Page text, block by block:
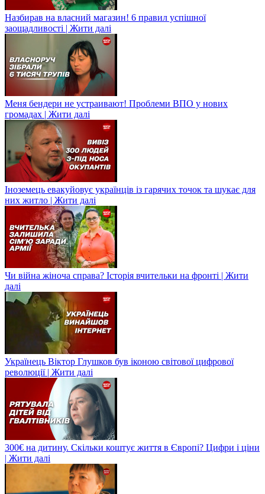
Назбирав на власний магазин! 6 правил успішної
заощадливості | Жити далі
Меня бендери не устраивают! Проблеми ВПО у нових
громадах | Жити далі
Іноземець евакуйовує українців із гарячих точок та шукає для
них житло | Жити далі
Чи війна жіноча справа? Історія вчительки на фронті | Жити
далі
Українець Віктор Глушков був іконою світової цифрової
революції | Жити далі
300€ на дитину. Скільки коштує життя в Європі? Цифри і ціни
| Жити далі